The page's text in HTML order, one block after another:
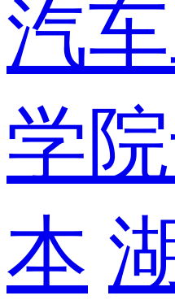
汽
学
本